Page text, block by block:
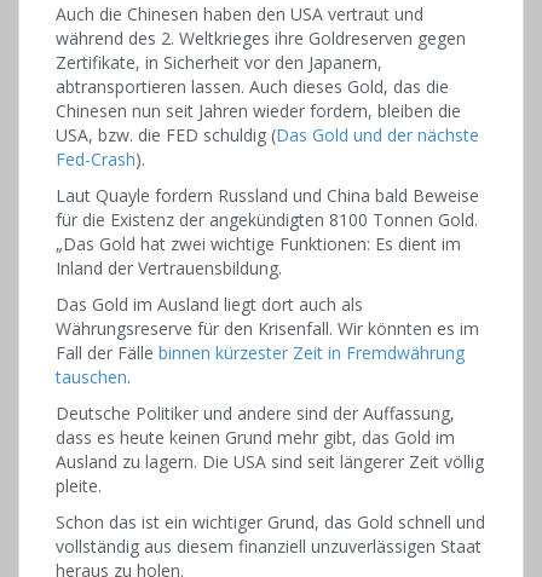
Auch die Chinesen haben den USA vertraut und
während des 2. Weltkrieges ihre Goldreserven gegen
Zertifikate, in Sicherheit vor den Japanern,
abtransportieren lassen. Auch dieses Gold, das die
Chinesen nun seit Jahren wieder fordern, bleiben die
USA, bzw. die FED schuldig (Das Gold und der nächste
Fed-Crash).
Laut Quayle fordern Russland und China bald Beweise
für die Existenz der angekündigten 8100 Tonnen Gold.
„Das Gold hat zwei wichtige Funktionen: Es dient im
Inland der Vertrauensbildung.
Das Gold im Ausland liegt dort auch als
Währungsreserve für den Krisenfall. Wir könnten es im
Fall der Fälle binnen kürzester Zeit in Fremdwährung
tauschen.
Deutsche Politiker und andere sind der Auffassung,
dass es heute keinen Grund mehr gibt, das Gold im
Ausland zu lagern. Die USA sind seit längerer Zeit völlig
pleite.
Schon das ist ein wichtiger Grund, das Gold schnell und
vollständig aus diesem finanziell unzuverlässigen Staat
heraus zu holen.